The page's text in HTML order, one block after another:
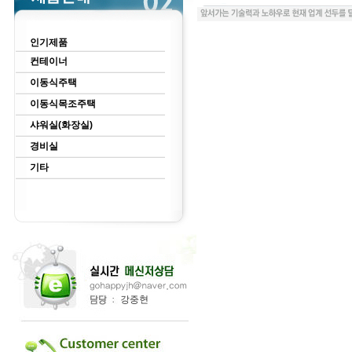
인기제품
컨테이너
이동식주택
이동식목조주택
샤워실(화장실)
경비실
기타